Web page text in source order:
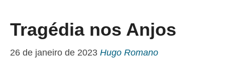
Tragédia nos Anjos
26 de janeiro de 2023 Hugo Romano